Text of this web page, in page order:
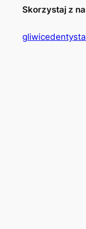
Skorzystaj z